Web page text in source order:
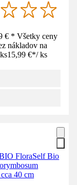
€ * Všetky ceny
nákladov na
15,99 €*/ ks
FloraSelf Bio
40 cm